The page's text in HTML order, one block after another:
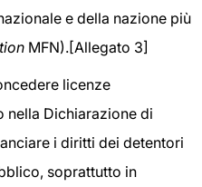
e della nazione più
MFN).[Allegato 3]
licenze
Dichiarazione di
i diritti dei detentori
soprattutto in